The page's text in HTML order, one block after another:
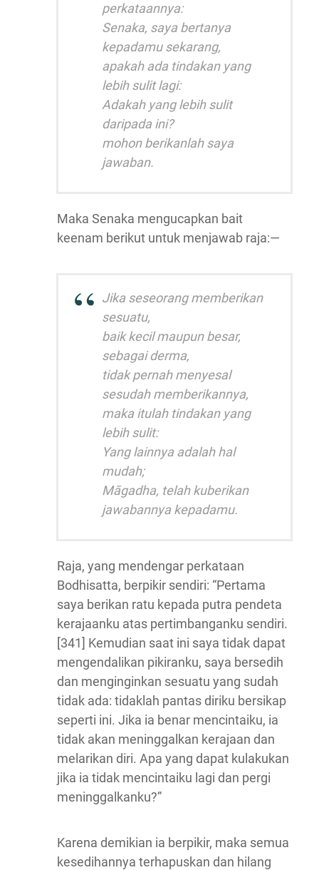
perkataannya:
Senaka, saya bertanya
kepadamu sekarang,
apakah ada tindakan yang
lebih sulit lagi:
Adakah yang lebih sulit
daripada ini?
mohon berikanlah saya
jawaban.
Maka Senaka mengucapkan bait
keenam berikut untuk menjawab raja:—
Jika seseorang memberikan
sesuatu,
baik kecil maupun besar,
sebagai derma,
tidak pernah menyesal
sesudah memberikannya,
maka itulah tindakan yang
lebih sulit:
Yang lainnya adalah hal
mudah;
Māgadha, telah kuberikan
jawabannya kepadamu.
Raja, yang mendengar perkataan
Bodhisatta, berpikir sendiri: “Pertama
saya berikan ratu kepada putra pendeta
kerajaanku atas pertimbanganku sendiri.
[341] Kemudian saat ini saya tidak dapat
mengendalikan pikiranku, saya bersedih
dan menginginkan sesuatu yang sudah
tidak ada: tidaklah pantas diriku bersikap
seperti ini. Jika ia benar mencintaiku, ia
tidak akan meninggalkan kerajaan dan
melarikan diri. Apa yang dapat kulakukan
jika ia tidak mencintaiku lagi dan pergi
meninggalkanku?”
Karena demikian ia berpikir, maka semua
kesedihannya terhapuskan dan hilang